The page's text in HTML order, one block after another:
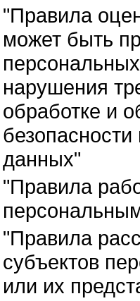
"Правила
может быть
нарушения
обработке и
данных"
"Правила
"Правила
субъектов
или их